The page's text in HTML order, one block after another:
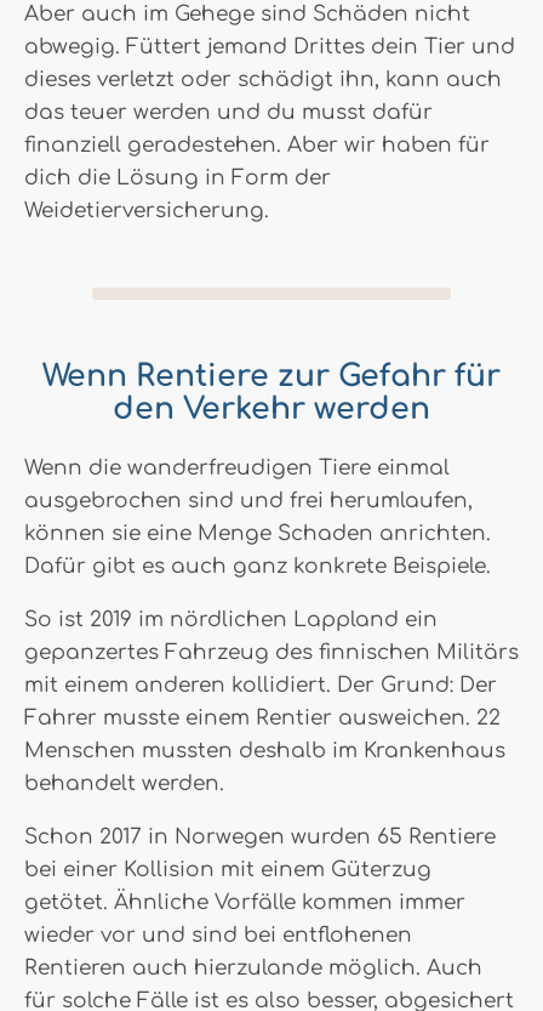
Aber auch im Gehege sind Schäden nicht
abwegig. Füttert jemand Drittes dein Tier und
dieses verletzt oder schädigt ihn, kann auch
das teuer werden und du musst dafür
finanziell geradestehen. Aber wir haben für
dich die Lösung in Form der
Weidetierversicherung.
Wenn Rentiere zur Gefahr für
den Verkehr werden
Wenn die wanderfreudigen Tiere einmal
ausgebrochen sind und frei herumlaufen,
können sie eine Menge Schaden anrichten.
Dafür gibt es auch ganz konkrete Beispiele.
So ist 2019 im nördlichen Lappland ein
gepanzertes Fahrzeug des finnischen Militärs
mit einem anderen kollidiert. Der Grund: Der
Fahrer musste einem Rentier ausweichen. 22
Menschen mussten deshalb im Krankenhaus
behandelt werden.
Schon 2017 in Norwegen wurden 65 Rentiere
bei einer Kollision mit einem Güterzug
getötet. Ähnliche Vorfälle kommen immer
wieder vor und sind bei entflohenen
Rentieren auch hierzulande möglich. Auch
für solche Fälle ist es also besser, abgesichert